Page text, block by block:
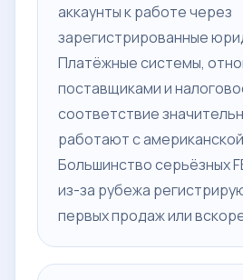
аккаунты к работе через
зарегистрированные
Платёжные системы,
поставщиками и
соответствие
работают с американской
Большинство серьёзных
из-за рубежа
первых продаж или